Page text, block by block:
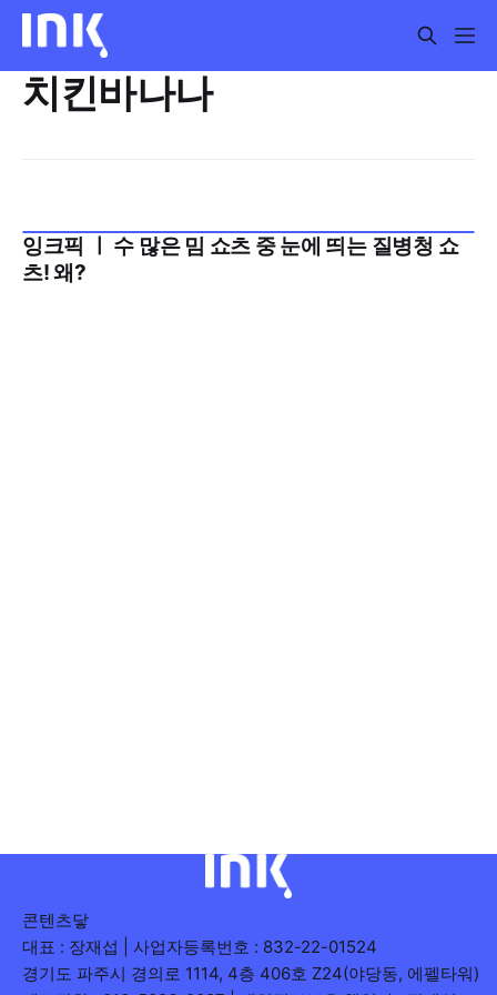
치킨바나나
2025년 10월 3주
잉크픽 ㅣ 수 많은 밈 쇼츠 중 눈에 띄는 질병청 쇼
츠! 왜?
콘텐츠닿
대표 : 장재섭 | 사업자등록번호 : 832-22-01524
경기도 파주시 경의로 1114, 4층 406호 Z24(야당동, 에펠타워)